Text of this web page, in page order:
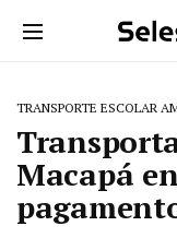
TRANSPORTE ESCOLAR
Macapá